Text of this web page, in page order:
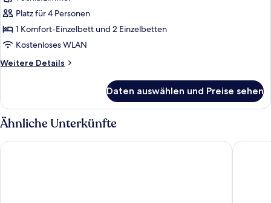
Familienzimmer
anzeigen
Platz für 4 Personen
1 Komfort-Einzelbett und 2 Einzelbetten
Kostenloses WLAN
Weitere Details
Weitere
Daten auswählen und Preise sehen
Ähnliche Unterkünfte
Hôtel du Golf de l'Ailette, The Originals Relais